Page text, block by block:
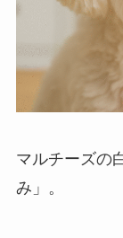
マルチーズの
み」。